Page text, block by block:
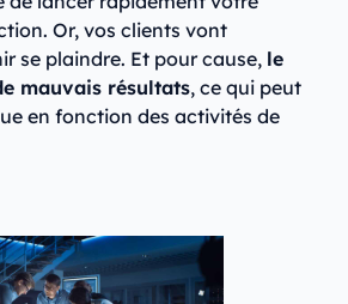
Or, vos clients vont
se plaindre. Et pour cause, le
mauvais résultats, ce qui peut
en fonction des activités de